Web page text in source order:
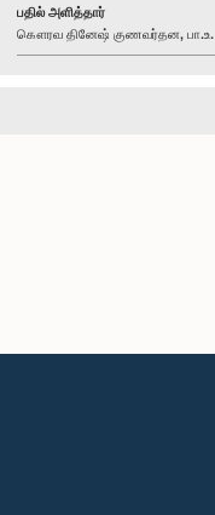
பதில் அளித்தார்
கௌரவ தினேஷ் குணவர்தன, பா.உ.